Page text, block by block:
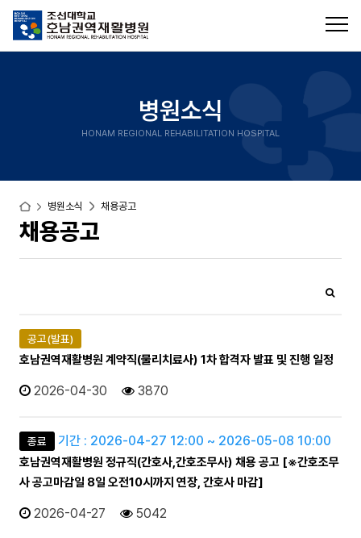
병원소식
HONAM REGIONAL REHABILITATION HOSPITAL
채용공고
병원소식 채용공고
공고(발표)
호남권역재활병원 계약직(물리치료사) 1차 합격자 발표 및 진행 일정
2026-04-30 3870
종료 기간 : 2026-04-27 12:00 ~ 2026-05-08 10:00
호남권역재활병원 정규직(간호사,간호조무사) 채용 공고 [※간호조무
사 공고마감일 8일 오전10시까지 연장, 간호사 마감]
2026-04-27 5042